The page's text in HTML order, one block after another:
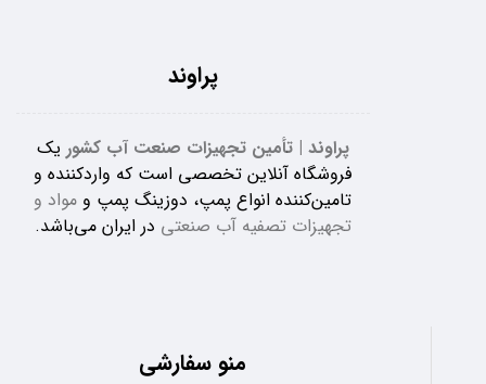
پراوند
پراوند | تأمین تجهیزات صنعت آب کشور یک
فروشگاه آنلاین تخصصی است که واردکننده و
تامین‌کننده انواع پمپ، دوزینگ پمپ و مواد و
تجهیزات تصفیه آب صنعتی در ایران می‌باشد.
منو سفارشی